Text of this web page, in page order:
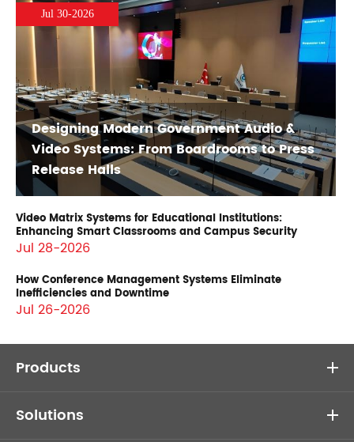
Jul 30-2026
Designing Modern Government Audio &
Video Systems: From Boardrooms to Press
Release Halls
Video Matrix Systems for Educational Institutions:
Enhancing Smart Classrooms and Campus Security
Jul 28-2026
How Conference Management Systems Eliminate
Inefficiencies and Downtime
Jul 26-2026
Products
Solutions